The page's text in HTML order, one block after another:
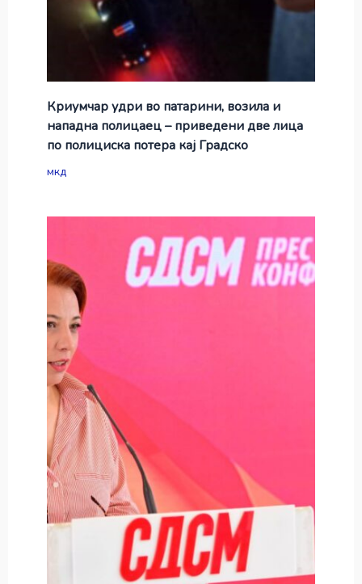
Криумчар удри во патарини, возила и
нападна полицаец – приведени две лица
по полициска потера кај Градско
мкд